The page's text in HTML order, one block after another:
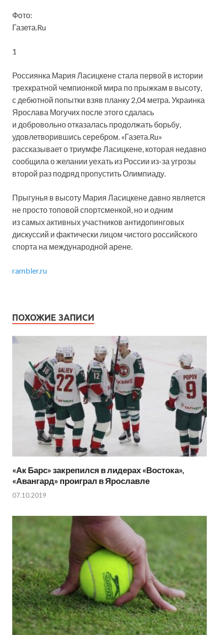
Фото:
Газета.Ru
1
Россиянка Мария Ласицкене стала первой в истории
трехкратной чемпионкой мира по прыжкам в высоту,
с дебютной попытки взяв планку 2,04 метра. Украинка
Ярослава Могучих после этого сдалась
и добровольно отказалась продолжать борьбу,
удовлетворившисьсеребром. «Газета.Ru»
рассказывает о триумфе Ласицкене, которая недавно
сообщила о желании уехать из России из-за угрозы
второй раз подряд пропустить Олимпиаду.
Прыгунья в высоту Мария Ласицкене давно является
не просто топовой спортсменкой, но и одним
из самых активных участников антидопинговых
дискуссий и фактически лицом чистого российского
спорта на международной арене.
rambler.ru
ПОХОЖИЕ ЗАПИСИ
«Ак Барс» закрепился в лидерах «Востока»,
«Авангард» проиграл в Ярославле
07.10.2019